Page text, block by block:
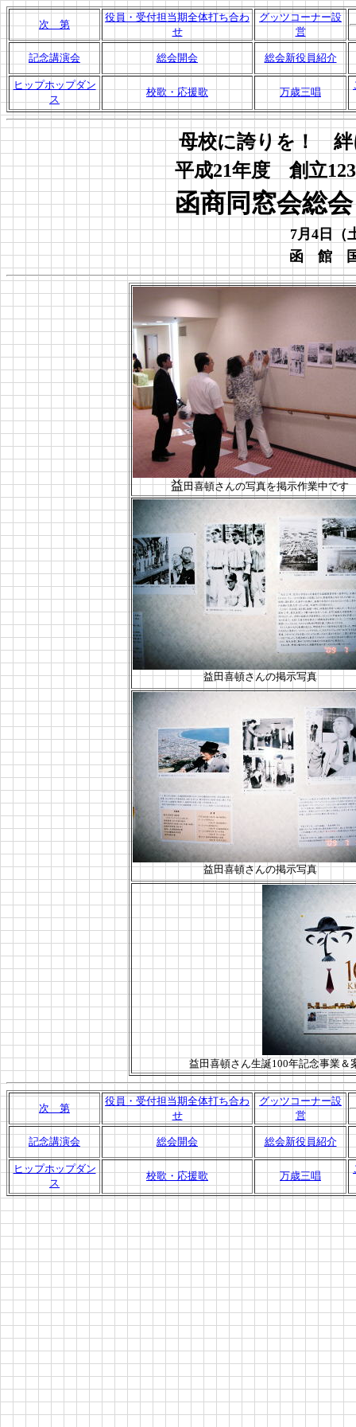
次 第
役員・受付担当期全体打ち合わ
せ
グッツコーナー設
営
記念講演会 総会開会 総会新役員紹介
ヒップホップダン
ス
校歌・応援歌 万歳三唱
母校に誇りを！ 絆
平成21年度 創立
函商同窓会総
7月4日（
函 館
益田喜頓さんの写真を掲示作業中です
益田喜頓さんの掲示写真
益田喜頓さんの掲示写真
益田喜頓さん生誕100年記念事業
次 第
役員・受付担当期全体打ち合わ
せ
グッツコーナー設
営
記念講演会 総会開会 総会新役員紹介
ヒップホップダン
ス
校歌・応援歌 万歳三唱